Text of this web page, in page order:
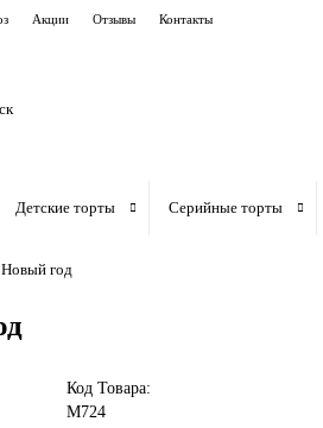
Акции Отзывы Контакты
Детские торты Серийные торты
год
Код Товара:
M724